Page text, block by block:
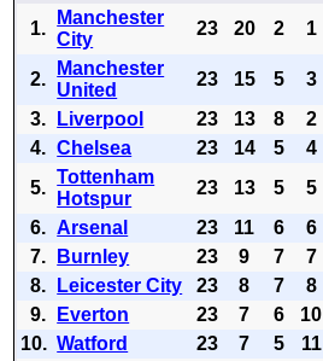
1.
Manchester
City
23 20 2 1
2.
Manchester
United
23 15 5 3
3.
Liverpool 23 13 8 2
4. Chelsea 23 14 5 4
5.
Tottenham
Hotspur
23 13 5 5
6. Arsenal 23 11 6 6
7.
Burnley 23 9 7 7
8.
Leicester City 23 8 7 8
9.
Everton 23 7 6 10
10. Watford 23 7 5 11